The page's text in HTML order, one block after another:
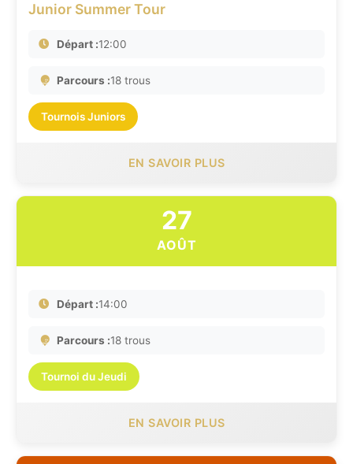
Junior Summer Tour
Départ :12:00
Parcours :18 trous
Tournois Juniors
EN SAVOIR PLUS
27
AOÛT
Départ :14:00
Parcours :18 trous
Tournoi du Jeudi
EN SAVOIR PLUS